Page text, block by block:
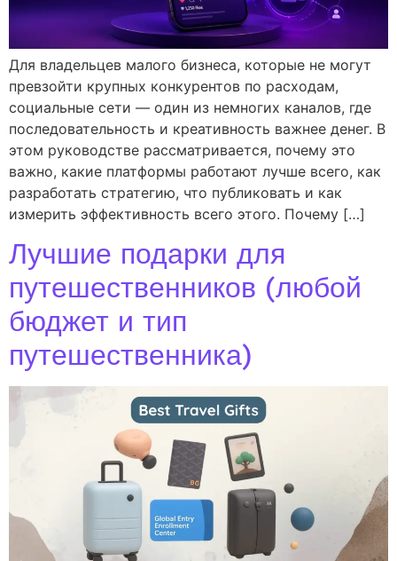
Для владельцев малого бизнеса, которые не могут
превзойти крупных конкурентов по расходам,
социальные сети — один из немногих каналов, где
последовательность и креативность важнее денег. В
этом руководстве рассматривается, почему это
важно, какие платформы работают лучше всего, как
разработать стратегию, что публиковать и как
измерить эффективность всего этого. Почему […]
Лучшие подарки для
путешественников (любой
бюджет и тип
путешественника)